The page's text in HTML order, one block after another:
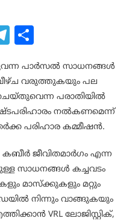
Telegram
Share
പാർസൽ സാധനങ്ങൾ
വരുത്തുകയും പല
പരാതിയിൽ
നൽകണമെന്ന്
പരിഹാര കമ്മീഷൻ.
ജീവിതമാർഗം എന്ന
സാധനങ്ങൾ കച്ചവടം
മാസ്ക്കുകളും മറ്റും
നിന്നും വാങ്ങുകയും
VRL ലോജിസ്റ്റിക്,